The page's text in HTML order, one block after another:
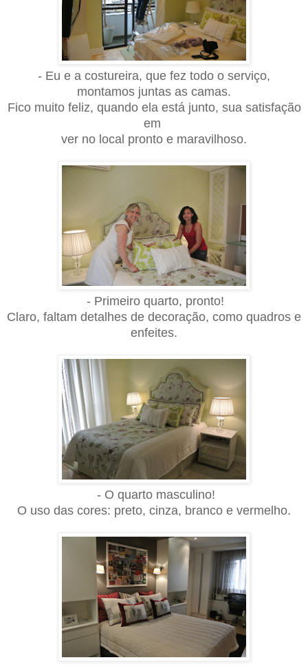
- Eu e a costureira, que fez todo o serviço,
montamos juntas as camas.
Fico muito feliz, quando ela está junto, sua satisfação
em
ver no local pronto e maravilhoso.
- Primeiro quarto, pronto!
Claro, faltam detalhes de decoração, como quadros e
enfeites.
- O quarto masculino!
O uso das cores: preto, cinza, branco e vermelho.